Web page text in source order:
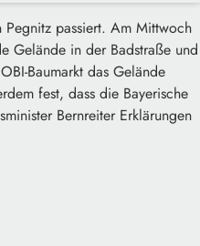
passiert. Am Mittwoch
Gelände in der Badstraße und
Baumarkt das Gelände
fest, dass die Bayerische
Bernreiter Erklärungen